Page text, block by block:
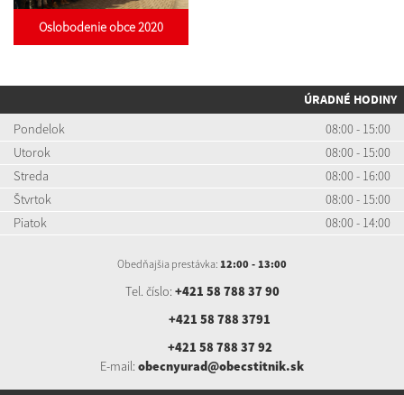
Oslobodenie obce 2020
ÚRADNÉ HODINY
Pondelok
08:00 - 15:00
Utorok
08:00 - 15:00
Streda
08:00 - 16:00
Štvrtok
08:00 - 15:00
Piatok
08:00 - 14:00
Obedňajšia prestávka: 12:00 - 13:00
Tel. číslo: +421 58 788 37 90
+421 58 788 3791
+421 58 788 37 92
E-mail: obecnyurad@obecstitnik.sk